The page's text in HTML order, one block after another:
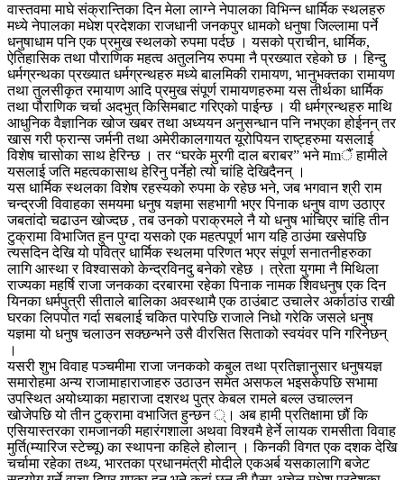
वास्तवमा माघे संक्रान्तिका दिन मेला लाग्ने नेपालका विभिन्न धार्मिक स्थलहरु
मध्ये नेपालका मधेश प्रदेशका राजधानी जनकपुर धामको धनुषा जिल्लामा पर्ने
धनुषाधाम पनि एक प्रमुख स्थलको रुपमा पर्दछ । यसको प्राचीन, धार्मिक,
ऐतिहासिक तथा पौराणिक महत्व अतुलनिय रुपमा नै प्रख्यात रहेको छ । हिन्दु
धर्मग्रन्थका प्रख्यात धर्मग्रन्थहरु मध्ये बालमिकी रामायण, भानुभक्तका रामायण
तथा तुलसीकृत रमायाण आदि प्रमुख संपूर्ण रामायणहरुमा यस तीर्थका धार्मिक
तथा पौराणिक चर्चा अदभुत् किसिमबाट गरिएको पाईन्छ । यी धर्मग्रन्थहरु माथि
आधुनिक वैज्ञानिक खोज खबर तथा अध्ययन अनुसन्धान पनि नभएका होईनन् तर
खास गरी फ्रान्स जर्मनी तथा अमेरीकालगायत यूरोपियन राष्ट्हरुमा यसलाई
विशेष चासोका साथ हेरिन्छ । तर “घरके मुरगी दाल बराबर” भने मmैं हामीले
यसलाई जति महत्वकासाथ हेरिनु पर्नेहो त्यो चांहि देखिदैनन् ।
यस धार्मिक स्थलका विशेष रहस्यको रुपमा के रहेछ भने, जब भगवान श्री राम
चन्द्रजी विवाहका समयमा धनुष यज्ञमा सहभागी भएर पिनाक धनुष वाण उठाएर
जबतांदो चढाउन खोज्दछ , तब उनको पराक्रमले नै यो धनुष भांचिएर चांहि तीन
टुक्रामा विभाजित हुन पुग्दा यसको एक महत्पपूर्ण भाग यहि ठाउंमा खसेपछि
त्यसदिन देखि यो पवित्र धार्मिक स्थलमा परिणत भएर संपूर्ण सनातनीहरुका
लागि आस्था र विश्वासको केन्द्रविनदु बनेको रहेछ । त्रेता युगमा नै मिथिला
राज्यका महर्षि राजा जनकका दरबारमा रहेका पिनाक नामक शिवधनुष एक दिन
यिनका धर्मपुत्री सीताले बालिका अवस्थामै एक ठाउंबाट उचालेर अर्काठांउ राखी
घरका लिपपोत गर्दा सबलाई चकित पारेपछि राजाले निधो गरेकि जसले धनुष
यज्ञमा यो धनुष चलाउन सक्छन्भने उसै वीरसित सिताको स्वयंवर पनि गरिनेछन्
।
यसरी शुभ विवाह पञ्चमीमा राजा जनकको कबुल तथा प्रतिज्ञानुसार धनुषयज्ञ
समारोहमा अन्य राजामाहाराजाहरु उठाउन समेत असफल भइसकेपछि सभामा
उपस्थित अयोध्याका महाराजा दशरथ पुत्र केबल रामले बल्ल उचाल्लन
खोजेपछि यो तीन टुक्रामा वभाजित हुन्छन ्। अब हामी प्रतिक्षामा छौं कि
एसियास्तरका रामजानकी महारंगशाला अथवा विश्वमै हेर्ने लायक रामसीता विवाह
मुर्ति(म्यारिज स्टेच्यू) का स्थापना कहिले होलान् । किनकी विगत एक दशक देखि
चर्चामा रहेका तथ्य, भारतका प्रधानमंत्री मोदीले एकअर्ब यसकालागि बजेट